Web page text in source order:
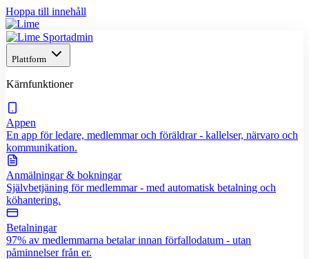
Hoppa till innehåll
Plattform
Kärnfunktioner
Appen
En app för ledare, medlemmar och föräldrar - kallelser, närvaro och
kommunikation.
Anmälningar & bokningar
Självbetjäning för medlemmar - med automatisk betalning och
köhantering.
Betalningar
97% av medlemmarna betalar innan förfallodatum - utan
påminnelser från er.